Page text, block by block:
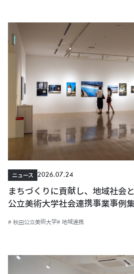
ニュース
2026.07.24
まちづくりに貢献し、地域社
公立美術大学社会連携事業事例
# 秋田公立美術大学# 地域連携